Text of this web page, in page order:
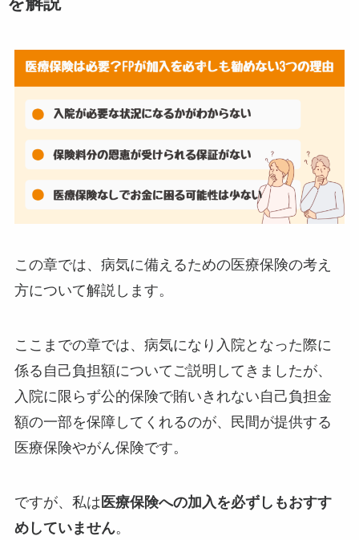
この章では、病気に備えるための医療保険の考え
方について解説します。
ここまでの章では、病気になり入院となった際に
係る自己負担額についてご説明してきましたが、
入院に限らず公的保険で賄いきれない自己負担金
額の一部を保障してくれるのが、民間が提供する
医療保険やがん保険です。
ですが、私は 医療保険への加入を必ずしもおすす
めしていません。